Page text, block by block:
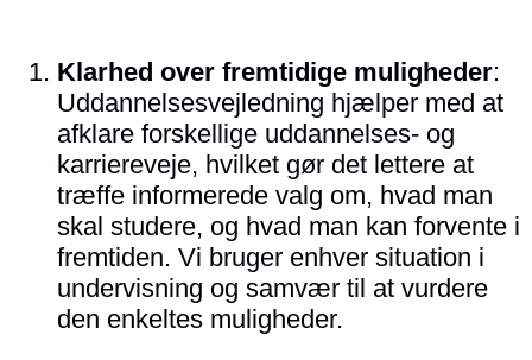
Klarhed over fremtidige muligheder:
Uddannelsesvejledning hjælper med at
afklare forskellige uddannelses- og
karriereveje, hvilket gør det lettere at
træffe informerede valg om, hvad man
skal studere, og hvad man kan forvente i
fremtiden. Vi bruger enhver situation i
undervisning og samvær til at vurdere
den enkeltes muligheder.